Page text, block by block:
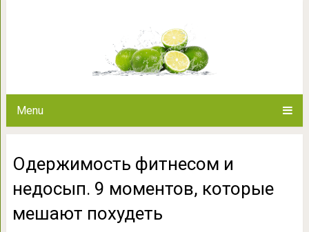
Menu
Одержимость фитнесом и
недосып. 9 моментов, которые
мешают похудеть